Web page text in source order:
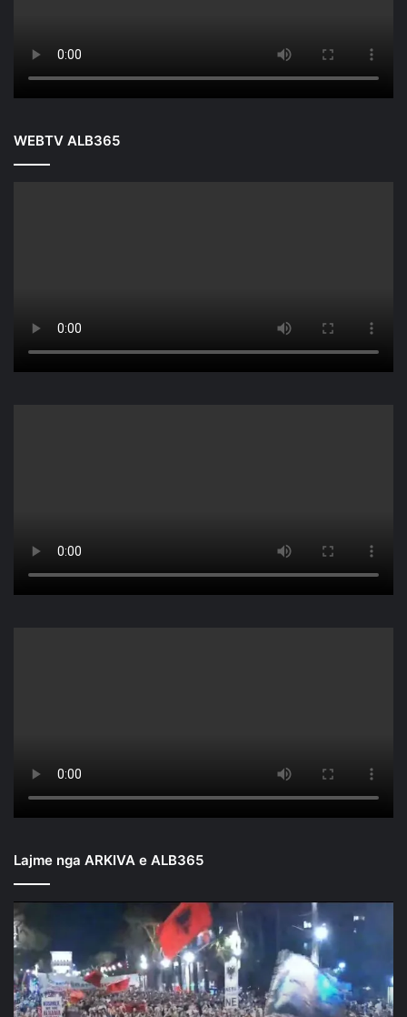
WEBTV ALB365
Lajme nga ARKIVA e ALB365
Mbyllen
fjalimet
para
Kryeministrisë/
Nis
marshimi